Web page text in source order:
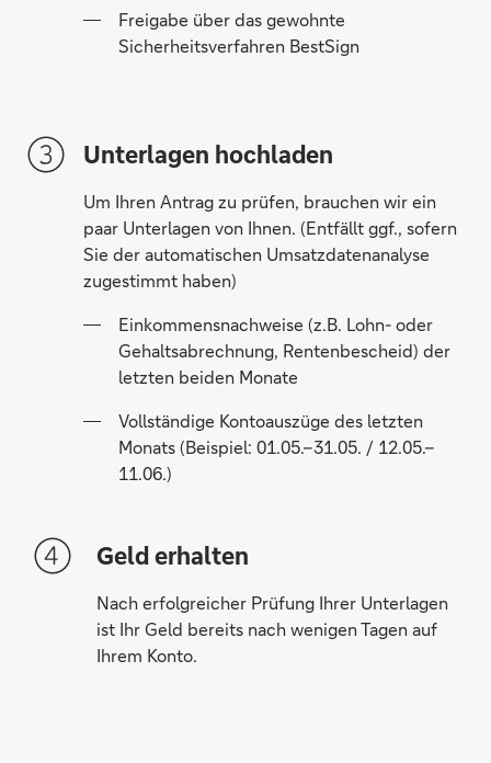
Freigabe über das gewohnte
Sicherheitsverfahren BestSign
Unterlagen hochladen
Um Ihren Antrag zu prüfen, brauchen wir ein
paar Unterlagen von Ihnen. (Entfällt ggf., sofern
Sie der automatischen Umsatzdatenanalyse
zugestimmt haben)
Einkommensnachweise (z.B. Lohn- oder
Gehaltsabrechnung, Rentenbescheid) der
letzten beiden Monate
Vollständige Kontoauszüge des letzten
Monats (Beispiel: 01.05.–31.05. / 12.05.–
11.06.)
Geld erhalten
Nach erfolgreicher Prüfung Ihrer Unterlagen
ist Ihr Geld bereits nach wenigen Tagen auf
Ihrem Konto.